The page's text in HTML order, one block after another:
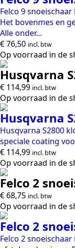
Felco 9
Het bovenmes en
Alle onder...
€76,50 incl. btw
Op voorraad in de
Husqvarna
€ 114,99 incl. btw
Op voorraad in de
Husqvarna
Husqvarna S2800
speciale coating
€ 114,99 incl. btw
Op voorraad in de
Felco 2
€ 68,75 incl. btw
Op voorraad in de
Felco 2
Felco 2